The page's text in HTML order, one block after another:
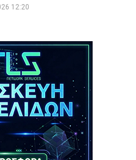
12:20